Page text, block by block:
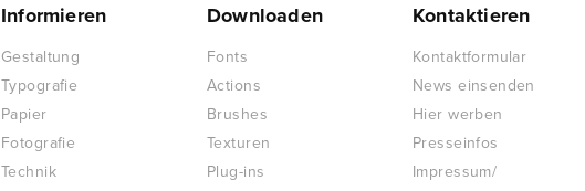
Informieren
Gestaltung
Typografie
Papier
Fotografie
Technik
Downloaden
Fonts
Actions
Brushes
Texturen
Plug-ins
Kontaktieren
Kontaktformular
News einsenden
Hier werben
Presseinfos
Impressum/